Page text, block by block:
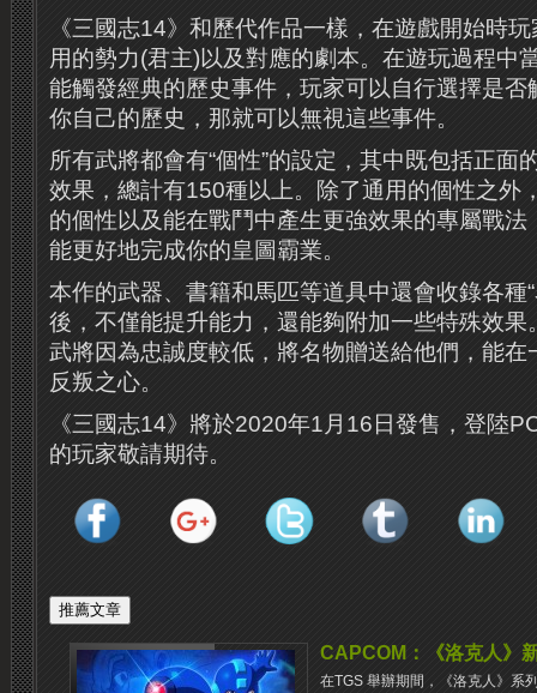
《三國志14》和歷代作品一樣，在遊戲開始時
用的勢力(君主)以及對應的劇本。在遊玩過程中
能觸發經典的歷史事件，玩家可以自行選擇是否
你自己的歷史，那就可以無視這些事件。
所有武將都會有“個性”的設定，其中既包括正面
效果，總計有150種以上。除了通用的個性之外
的個性以及能在戰鬥中產生更強效果的專屬戰
能更好地完成你的皇圖霸業。
本作的武器、書籍和馬匹等道具中還會收錄各種
後，不僅能提升能力，還能夠附加一些特殊效果
武將因為忠誠度較低，將名物贈送給他們，能在
反叛之心。
《三國志14》將於2020年1月16日發售，登陸
的玩家敬請期待。
CAPCOM：《洛克人》
在TGS 舉辦期間，《洛克人》系